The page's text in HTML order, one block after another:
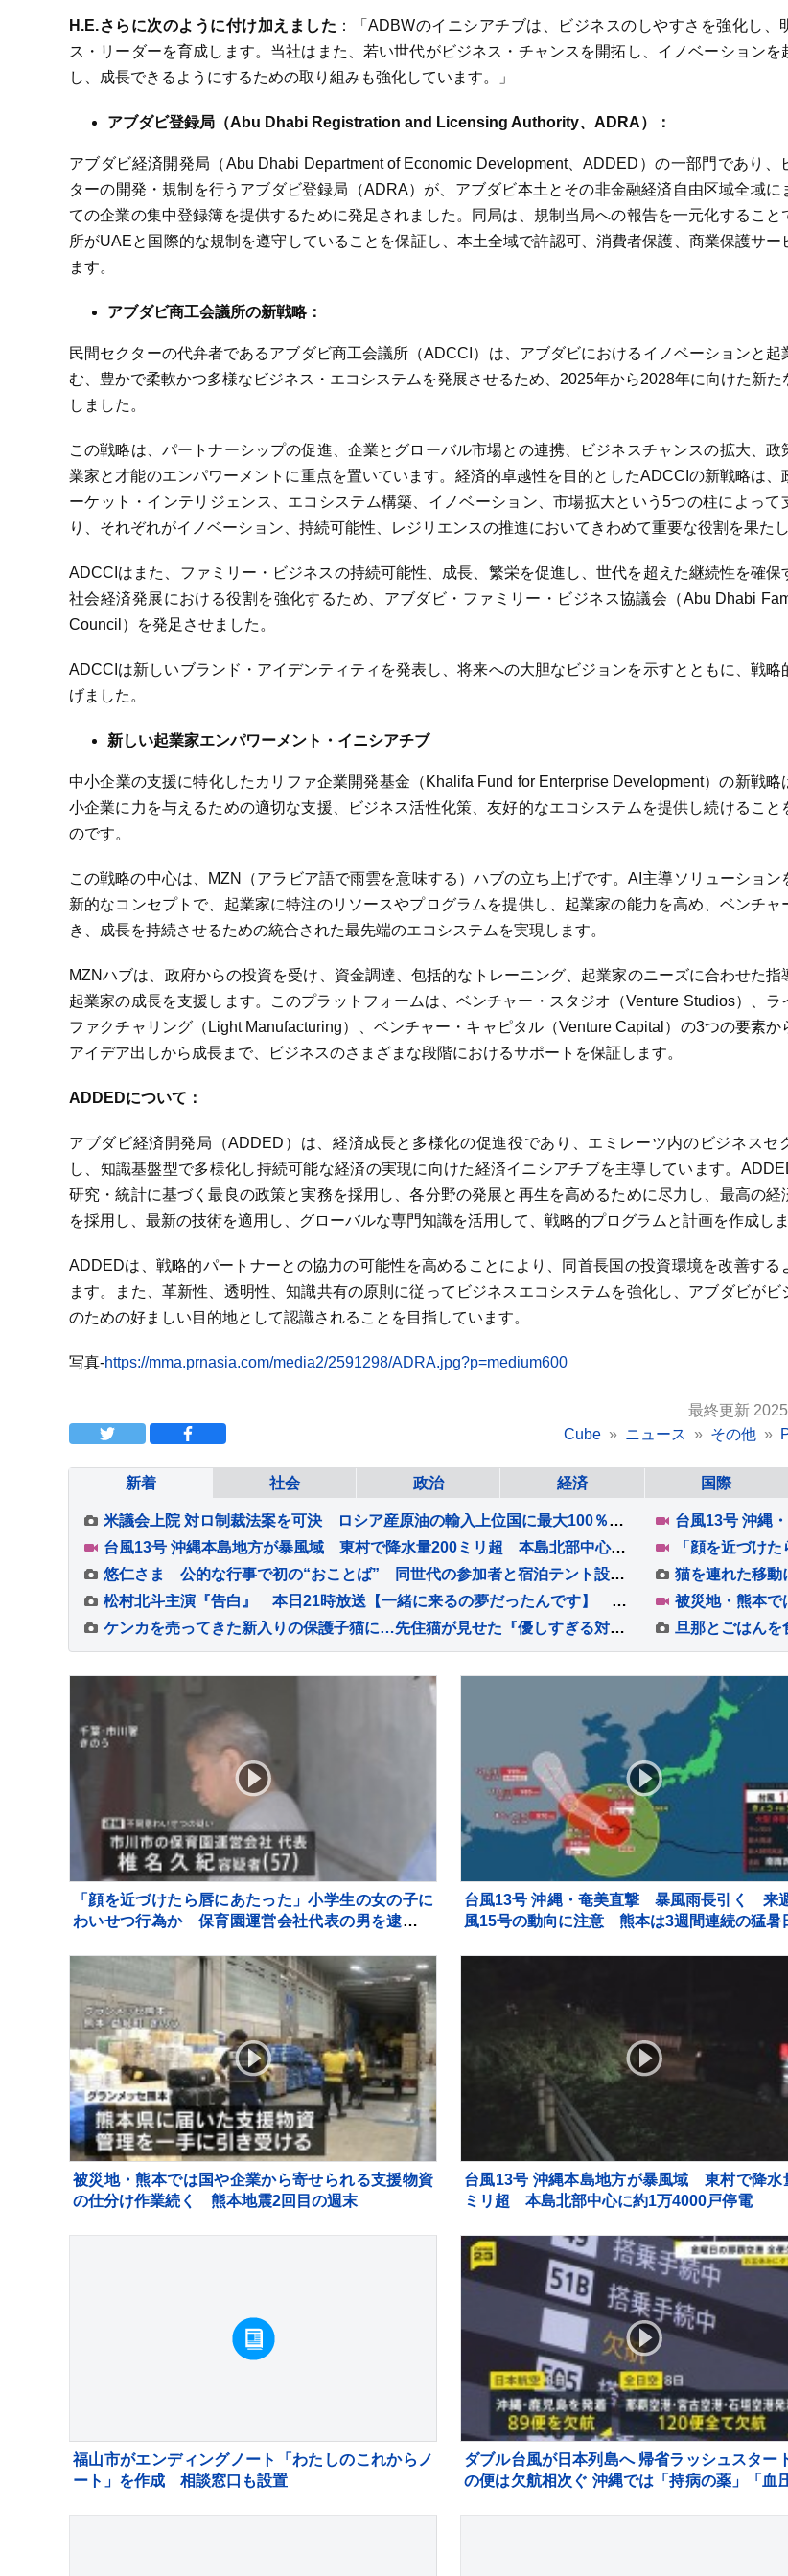
H.E.さらに次のように付け加えました ：「ADBWのイニシアチブは、ビジネスのしやすさを強化し、
ス・リーダーを育成します。当社はまた、若い世代がビジネス・チャンスを開拓し、イノベーションを
し、成長できるようにするための取り組みも強化しています。」
アブダビ登録局（Abu Dhabi Registration and Licensing Authority、ADRA）：
アブダビ経済開発局（Abu Dhabi Department of Economic Development、ADDED）の一部門であり、
ターの開発・規制を行うアブダビ登録局（ADRA）が、アブダビ本土とその非金融経済自由区域全域に
ての企業の集中登録簿を提供するために発足されました。同局は、規制当局への報告を一元化すること
所がUAEと国際的な規制を遵守していることを保証し、本土全域で許認可、消費者保護、商業保護サー
ます。
アブダビ商工会議所の新戦略：
民間セクターの代弁者であるアブダビ商工会議所（ADCCI）は、アブダビにおけるイノベーションと起
む、豊かで柔軟かつ多様なビジネス・エコシステムを発展させるため、2025年から2028年に向けた新た
しました。
この戦略は、パートナーシップの促進、企業とグローバル市場との連携、ビジネスチャンスの拡大、政
業家と才能のエンパワーメントに重点を置いています。経済的卓越性を目的としたADCCIの新戦略は、
ーケット・インテリジェンス、エコシステム構築、イノベーション、市場拡大という5つの柱によって
り、それぞれがイノベーション、持続可能性、レジリエンスの推進においてきわめて重要な役割を果たし
ADCCIはまた、ファミリー・ビジネスの持続可能性、成長、繁栄を促進し、世代を超えた継続性を確保
社会経済発展における役割を強化するため、アブダビ・ファミリー・ビジネス協議会（Abu Dhabi
Council）を発足させました。
ADCCIは新しいブランド・アイデンティティを発表し、将来への大胆なビジョンを示すとともに、戦略
げました。
新しい起業家エンパワーメント・イニシアチブ
中小企業の支援に特化したカリファ企業開発基金（Khalifa Fund for Enterprise Development）の新戦略
小企業に力を与えるための適切な支援、ビジネス活性化策、友好的なエコシステムを提供し続けること
のです。
この戦略の中心は、MZN（アラビア語で雨雲を意味する）ハブの立ち上げです。AI主導ソリューション
新的なコンセプトで、起業家に特注のリソースやプログラムを提供し、起業家の能力を高め、ベンチャ
き、成長を持続させるための統合された最先端のエコシステムを実現します。
MZNハブは、政府からの投資を受け、資金調達、包括的なトレーニング、起業家のニーズに合わせた指
起業家の成長を支援します。このプラットフォームは、ベンチャー・スタジオ（Venture Studios）、ラ
ファクチャリング（Light Manufacturing）、ベンチャー・キャピタル（Venture Capital）の3つの要素か
アイデア出しから成長まで、ビジネスのさまざまな段階におけるサポートを保証します。
ADDEDについて：
アブダビ経済開発局（ADDED）は、経済成長と多様化の促進役であり、エミレーツ内のビジネスセ
し、知識基盤型で多様化し持続可能な経済の実現に向けた経済イニシアチブを主導しています。
研究・統計に基づく最良の政策と実務を採用し、各分野の発展と再生を高めるために尽力し、最高の経
を採用し、最新の技術を適用し、グローバルな専門知識を活用して、戦略的プログラムと計画を作成しま
ADDEDは、戦略的パートナーとの協力の可能性を高めることにより、同首長国の投資環境を改善する
ます。また、革新性、透明性、知識共有の原則に従ってビジネスエコシステムを強化し、アブダビがビ
のための好ましい目的地として認識されることを目指しています。
写真-https://mma.prnasia.com/media2/2591298/ADRA.jpg?p=medium600
最終更新
Cube
ニュース その他
新着 社会 政治 経済 国際
米議会上院 対ロ制裁法案を可決 ロシア産原油の輸入上位国に最大100％の関税
台風13号 沖縄本島地方が暴風域 東村で降水量200ミリ超 本島北部中心に約1万4000戸停電
悠仁さま 公的な行事で初の“おことば” 同世代の参加者と宿泊テント設営体験も ボーイスカウトのキャンプ大会
松村北斗主演『告白』 本日21時放送【一緒に来るの夢だったんです】 「第5話あらすじ＆新場面写真6点」公開！！
ケンカを売ってきた新入りの保護子猫に…先住猫が見せた『優しすぎる対応』が395万再生「余裕がすごいｗ」「怪我しないようにしていて偉い」
「顔を近づけたら唇にあたった」小学生の女の子に
わいせつ行為か 保育園運営会社代表の男を逮捕
台風13号 沖縄・奄美直撃 暴風雨長引く 来
風15号の動向に注意 熊本は3週間連続の猛暑
被災地・熊本では国や企業から寄せられる支援物資
の仕分け作業続く 熊本地震2回目の週末
台風13号 沖縄本島地方が暴風域 東村で降水
ミリ超 本島北部中心に約1万4000戸停電
福山市がエンディングノート「わたしのこれからノ
ート」を作成 相談窓口も設置
ダブル台風が日本列島へ 帰省ラッシュスター
の便は欠航相次ぐ 沖縄では「持病の薬」「血